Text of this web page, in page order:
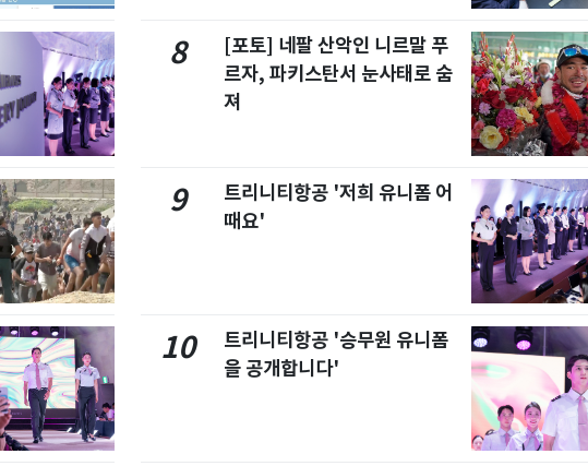
8
[포토] 네팔 산악인 니르말 푸
르자, 파키스탄서 눈사태로 숨
져
9
트리니티항공 '저희 유니폼 어
때요'
10
트리니티항공 '승무원 유니폼
을 공개합니다'